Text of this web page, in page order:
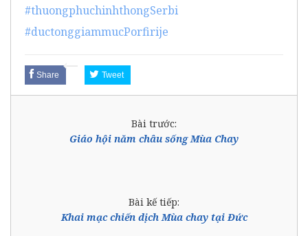
#thuongphuchinhthongSerbi
#ductonggiammucPorfirije
Share Tweet
Bài trước:
Giáo hội năm châu sống Mùa Chay
Bài kế tiếp:
Khai mạc chiến dịch Mùa chay tại Đức